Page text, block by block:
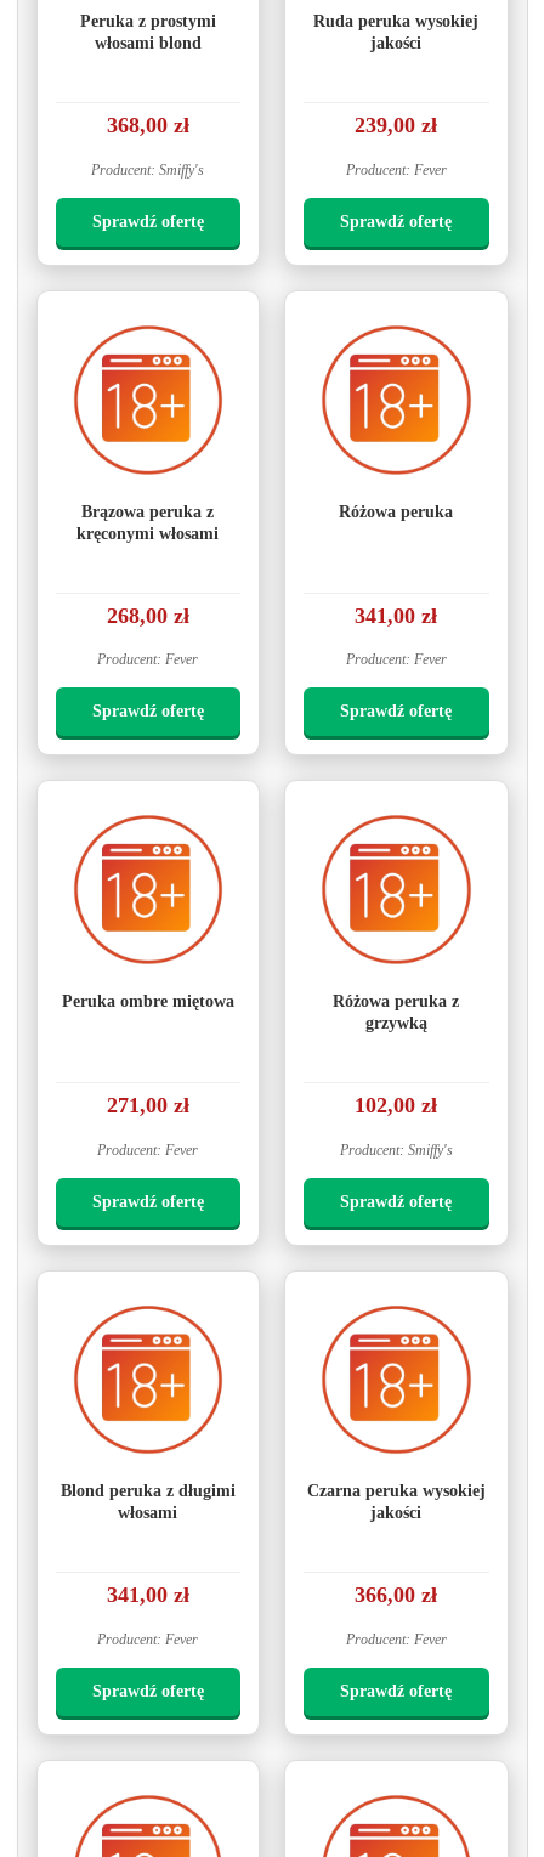
Peruka z prostymi
włosami blond
368,00 zł
Producent: Smiffy's
Sprawdź ofertę
Ruda peruka wysokiej
jakości
239,00 zł
Producent: Fever
Sprawdź ofertę
Brązowa peruka z
kręconymi włosami
268,00 zł
Producent: Fever
Sprawdź ofertę
Różowa peruka
341,00 zł
Producent: Fever
Sprawdź ofertę
Peruka ombre miętowa
271,00 zł
Producent: Fever
Sprawdź ofertę
Różowa peruka z
grzywką
102,00 zł
Producent: Smiffy's
Sprawdź ofertę
Blond peruka z długimi
włosami
341,00 zł
Producent: Fever
Sprawdź ofertę
Czarna peruka wysokiej
jakości
366,00 zł
Producent: Fever
Sprawdź ofertę